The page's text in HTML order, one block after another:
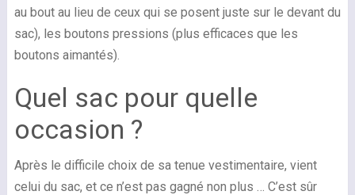
au bout au lieu de ceux qui se posent juste sur le devant du
sac), les boutons pressions (plus efficaces que les
boutons aimantés).
Quel sac pour quelle
occasion ?
Après le difficile choix de sa tenue vestimentaire, vient
celui du sac, et ce n’est pas gagné non plus … C’est sûr